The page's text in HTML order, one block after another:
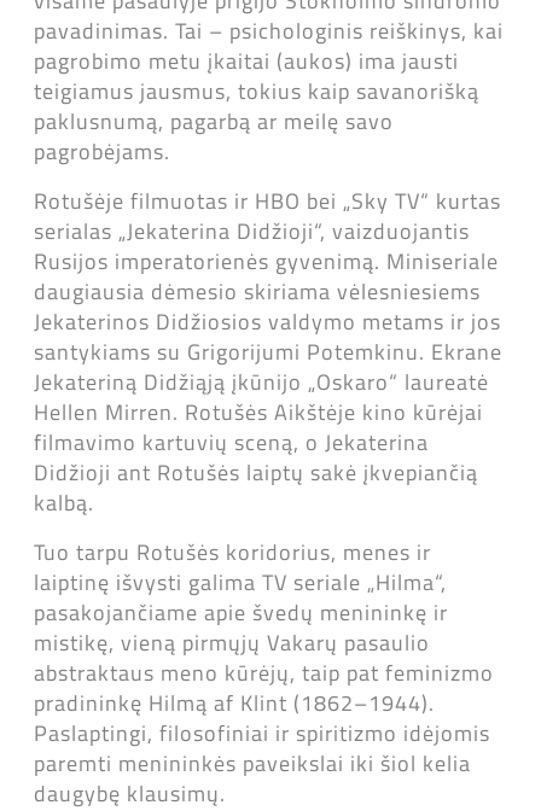
pavadinimas. Tai – psichologinis reiškinys, kai
pagrobimo metu įkaitai (aukos) ima jausti
teigiamus jausmus, tokius kaip savanorišką
paklusnumą, pagarbą ar meilę savo
pagrobėjams.
Rotušėje filmuotas ir HBO bei „Sky TV“ kurtas
serialas „Jekaterina Didžioji“, vaizduojantis
Rusijos imperatorienės gyvenimą. Miniseriale
daugiausia dėmesio skiriama vėlesniesiems
Jekaterinos Didžiosios valdymo metams ir jos
santykiams su Grigorijumi Potemkinu. Ekrane
Jekateriną Didžiąją įkūnijo „Oskaro“ laureatė
Hellen Mirren. Rotušės Aikštėje kino kūrėjai
filmavimo kartuvių sceną, o Jekaterina
Didžioji ant Rotušės laiptų sakė įkvepiančią
kalbą.
Tuo tarpu Rotušės koridorius, menes ir
laiptinę išvysti galima TV seriale „Hilma“,
pasakojančiame apie švedų menininkę ir
mistikę, vieną pirmųjų Vakarų pasaulio
abstraktaus meno kūrėjų, taip pat feminizmo
pradininkę Hilmą af Klint (1862–1944).
Paslaptingi, filosofiniai ir spiritizmo idėjomis
paremti menininkės paveikslai iki šiol kelia
daugybę klausimų.